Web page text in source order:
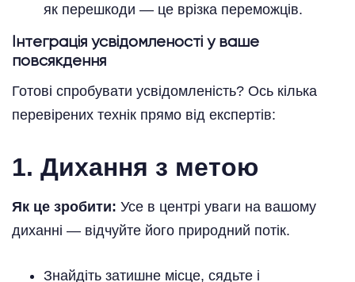
як перешкоди — це врізка переможців.
Інтеграція усвідомленості у ваше
повсякдення
Готові спробувати усвідомленість? Ось кілька
перевірених технік прямо від експертів:
1. Дихання з метою
Як це зробити: Усе в центрі уваги на вашому
диханні — відчуйте його природний потік.
Знайдіть затишне місце, сядьте і